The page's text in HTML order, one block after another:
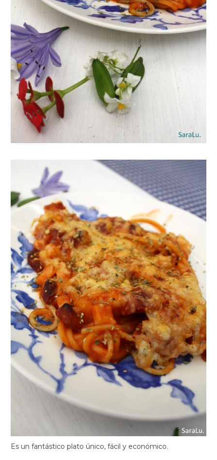
Es un fantástico plato único, fácil y económico.